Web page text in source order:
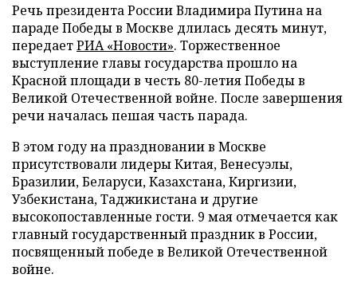
Речь президента России Владимира Путина на
параде Победы в Москве длилась десять минут,
передаетРИА «Новости». Торжественное
выступление главы государства прошло на
Красной площади в честь 80-летия Победы в
Великой Отечественной войне. После завершения
речи началась пешая часть парада.
В этом году на праздновании в Москве
присутствовали лидеры Китая, Венесуэлы,
Бразилии, Беларуси, Казахстана, Киргизии,
Узбекистана, Таджикистана и другие
высокопоставленные гости. 9 мая отмечается как
главный государственный праздник в России,
посвященный победе в Великой Отечественной
войне.